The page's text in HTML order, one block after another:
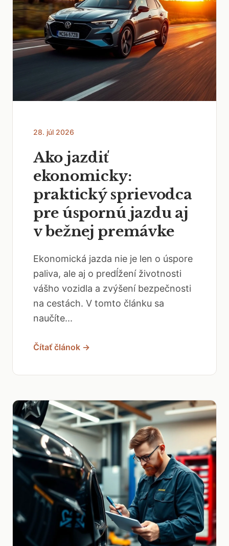
28. júl 2026
Ako jazdiť
ekonomicky:
praktický sprievodca
pre úspornú jazdu aj
v bežnej premávke
Ekonomická jazda nie je len o úspore
paliva, ale aj o predĺžení životnosti
vášho vozidla a zvýšení bezpečnosti
na cestách. V tomto článku sa
naučíte...
Čítať článok →